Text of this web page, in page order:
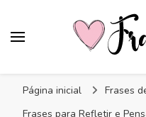
Página inicial
Frases
Frases para Refletir e